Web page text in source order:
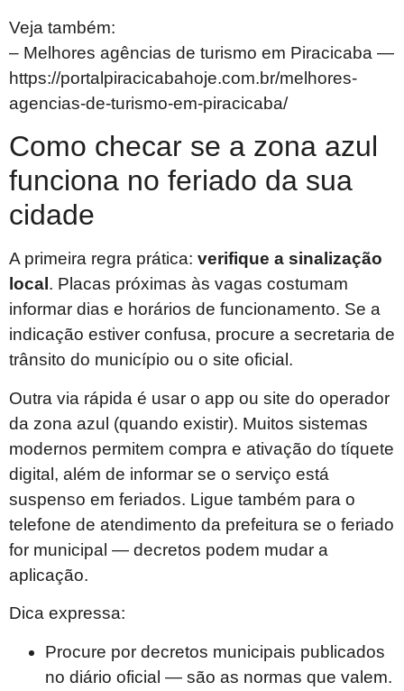
Veja também:
– Melhores agências de turismo em Piracicaba —
https://portalpiracicabahoje.com.br/melhores-
agencias-de-turismo-em-piracicaba/
Como checar se a zona azul
funciona no feriado da sua
cidade
A primeira regra prática: verifique a sinalização
local . Placas próximas às vagas costumam
informar dias e horários de funcionamento. Se a
indicação estiver confusa, procure a secretaria de
trânsito do município ou o site oficial.
Outra via rápida é usar o app ou site do operador
da zona azul (quando existir). Muitos sistemas
modernos permitem compra e ativação do tíquete
digital, além de informar se o serviço está
suspenso em feriados. Ligue também para o
telefone de atendimento da prefeitura se o feriado
for municipal — decretos podem mudar a
aplicação.
Dica expressa:
Procure por decretos municipais publicados
no diário oficial — são as normas que valem.